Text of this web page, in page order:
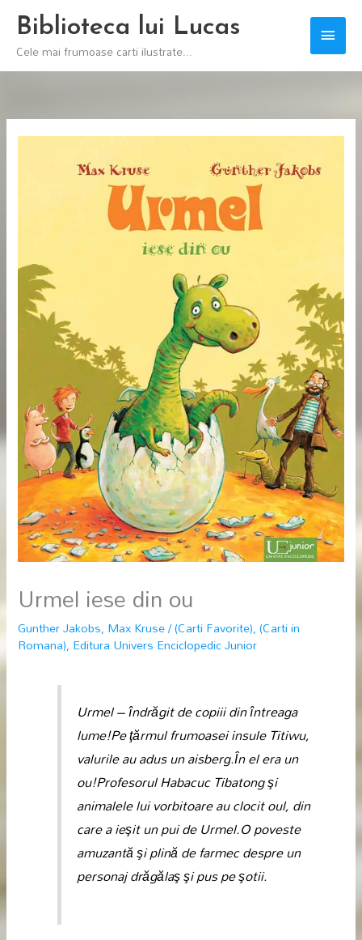
Skip
content
Biblioteca lui Lucas
Cele mai frumoase carti ilustrate...
Main
Urmel iese din ou
Gunther Jakobs, Max Kruse/(Carti Favorite),(Carti in
Romana), Editura Univers Enciclopedic Junior
Urmel – îndrăgit de copiii din întreaga
lume!Pe ţărmul frumoasei insule Titiwu,
valurile au adus un aisberg.În el era un
ou!Profesorul Habacuc Tibatong şi
animalele lui vorbitoare au clocit oul, din
care a ieşit un pui de Urmel.O poveste
amuzantă şi plină de farmec despre un
personaj drăgălaş şi pus pe şotii.